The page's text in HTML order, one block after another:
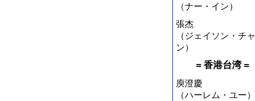
（ナー・イン）
張杰
（ジェイソン・チャ
ン）
= 香港台湾 =
庾澄慶
（ハーレム・ユー）